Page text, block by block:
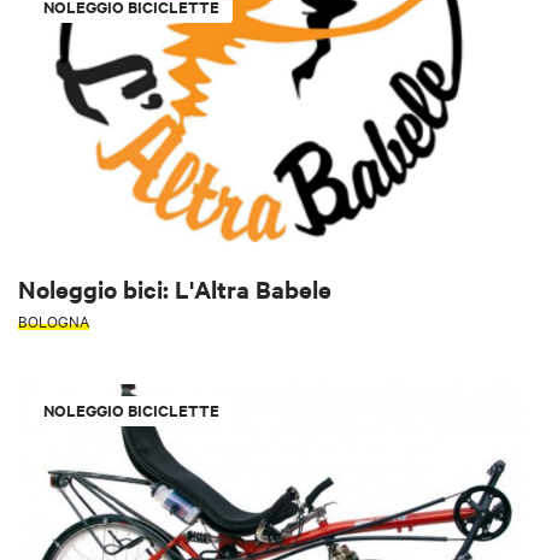
NOLEGGIO BICICLETTE
Noleggio bici: L'Altra Babele
BOLOGNA
NOLEGGIO BICICLETTE